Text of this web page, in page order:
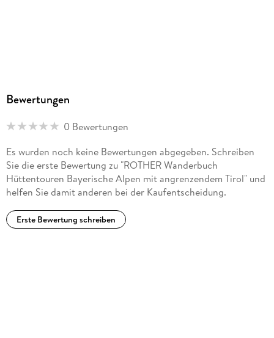
Bewertungen
0 Bewertungen
Es wurden noch keine Bewertungen abgegeben. Schreiben
Sie die erste Bewertung zu "ROTHER Wanderbuch
Hüttentouren Bayerische Alpen mit angrenzendem Tirol" und
helfen Sie damit anderen bei der Kaufentscheidung.
Erste Bewertung schreiben